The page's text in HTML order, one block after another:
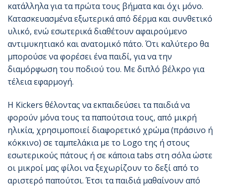
κατάλληλα για τα πρώτα τους βήματα και όχι μόνο.
Κατασκευασμένα εξωτερικά από δέρμα και συνθετικό
υλικό, ενώ εσωτερικά διαθέτουν αφαιρούμενο
αντιμυκητιακό και ανατομικό πάτο. Ότι καλύτερο θα
μπορούσε να φορέσει ένα παιδί, για να την
διαμόρφωση του ποδιού του. Με διπλό βέλκρο για
τέλεια εφαρμογή.
Η Kickers θέλοντας να εκπαιδεύσει τα παιδιά να
φορούν μόνα τους τα παπούτσια τους, από μικρή
ηλικία, χρησιμοποιεί διαφορετικό χρώμα (πράσινο ή
κόκκινο) σε ταμπελάκια με το Logo της ή στους
εσωτερικούς πάτους ή σε κάποια tabs στη σόλα ώστε
οι μικροί μας φίλοι να ξεχωρίζουν το δεξί από το
αριστερό παπούτσι. Έτσι τα παιδιά μαθαίνουν από